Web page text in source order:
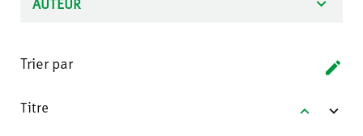
Trier par
Titre